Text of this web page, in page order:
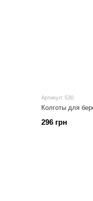
Артикул: 530
Колготы для
296 грн